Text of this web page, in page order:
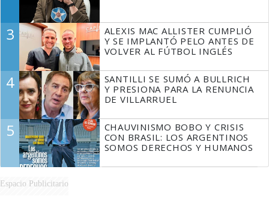
3
ALEXIS MAC ALLISTER CUMPLIÓ
Y SE IMPLANTÓ PELO ANTES DE
VOLVER AL FÚTBOL INGLÉS
4
SANTILLI SE SUMÓ A BULLRICH
Y PRESIONA PARA LA RENUNCIA
DE VILLARRUEL
5
CHAUVINISMO BOBO Y CRISIS
CON BRASIL: LOS ARGENTINOS
SOMOS DERECHOS Y HUMANOS
Espacio Publicitario